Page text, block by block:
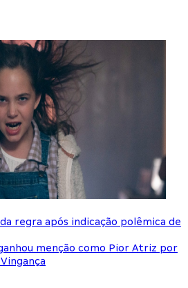
regra após indicação polêmica de
menção como Pior Atriz por